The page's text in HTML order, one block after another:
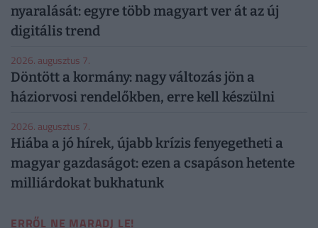
nyaralását: egyre több magyart ver át az új
digitális trend
2026. augusztus 7.
Döntött a kormány: nagy változás jön a
háziorvosi rendelőkben, erre kell készülni
2026. augusztus 7.
Hiába a jó hírek, újabb krízis fenyegetheti a
magyar gazdaságot: ezen a csapáson hetente
milliárdokat bukhatunk
ERRŐL NE MARADJ LE!